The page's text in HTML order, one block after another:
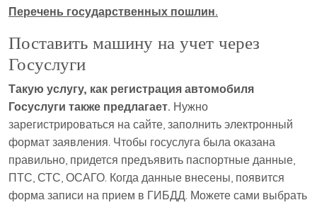
Перечень государственных пошлин.
Поставить машину на учет через
Госуслуги
Такую услугу, как регистрация автомобиля
Госуслуги также предлагает. Нужно
зарегистрироваться на сайте, заполнить электронный
формат заявления. Чтобы госуслуга была оказана
правильно, придется предъявить паспортные данные,
ПТС, СТС, ОСАГО. Когда данные внесены, появится
форма записи на прием в ГИБДД. Можете сами выбрать